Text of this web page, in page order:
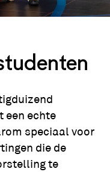
een echte
speciaal voor
die de
te